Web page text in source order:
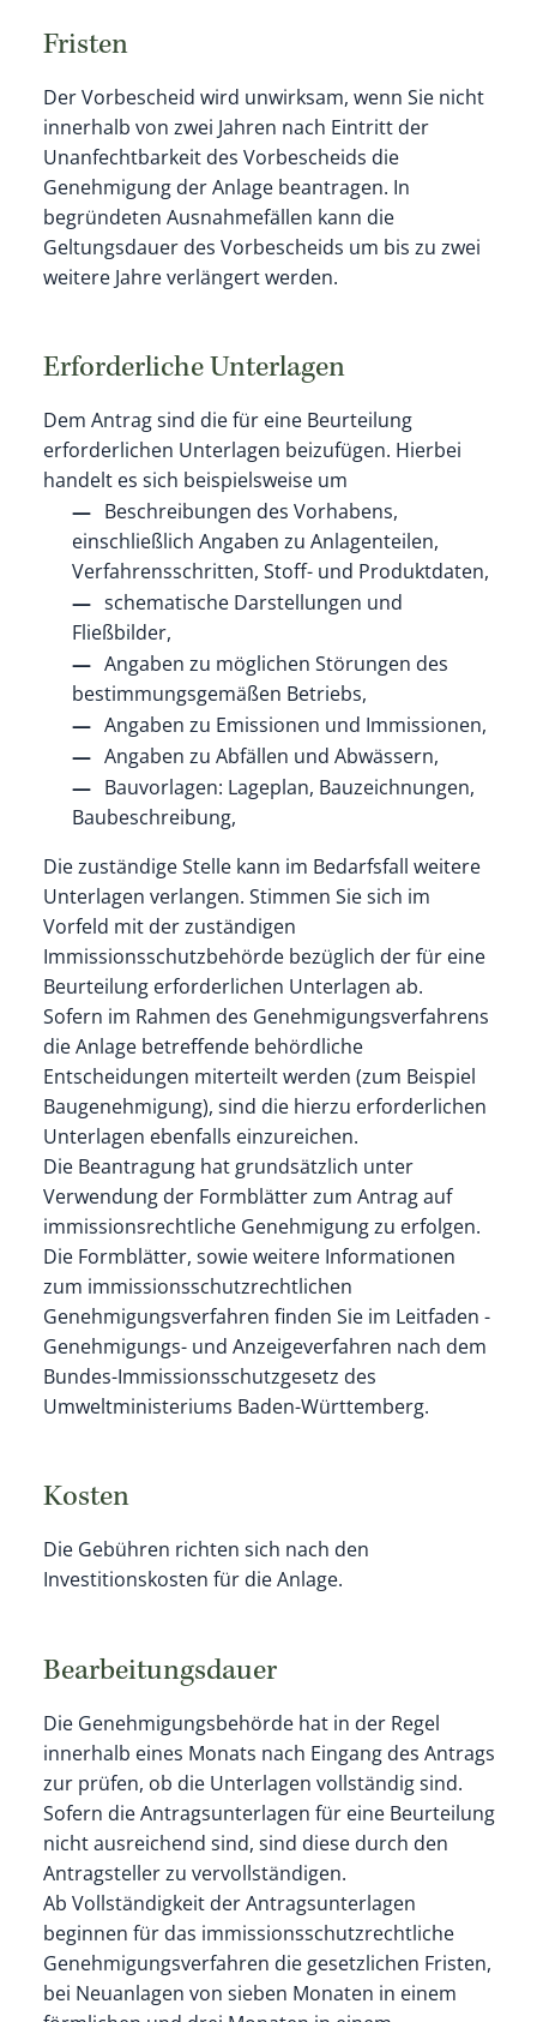
Fristen
Der Vorbescheid wird unwirksam, wenn Sie nicht
innerhalb von zwei Jahren nach Eintritt der
Unanfechtbarkeit des Vorbescheids die
Genehmigung der Anlage beantragen. In
begründeten Ausnahmefällen kann die
Geltungsdauer des Vorbescheids um bis zu zwei
weitere Jahre verlängert werden.
Erforderliche Unterlagen
Dem Antrag sind die für eine Beurteilung
erforderlichen Unterlagen beizufügen. Hierbei
handelt es sich beispielsweise um
Beschreibungen des Vorhabens,
einschließlich Angaben zu Anlagenteilen,
Verfahrensschritten, Stoff- und Produktdaten,
schematische Darstellungen und
Fließbilder,
Angaben zu möglichen Störungen des
bestimmungsgemäßen Betriebs,
Angaben zu Emissionen und Immissionen,
Angaben zu Abfällen und Abwässern,
Bauvorlagen: Lageplan, Bauzeichnungen,
Baubeschreibung,
Die zuständige Stelle kann im Bedarfsfall weitere
Unterlagen verlangen. Stimmen Sie sich im
Vorfeld mit der zuständigen
Immissionsschutzbehörde bezüglich der für eine
Beurteilung erforderlichen Unterlagen ab.
Sofern im Rahmen des Genehmigungsverfahrens
die Anlage betreffende behördliche
Entscheidungen miterteilt werden (zum Beispiel
Baugenehmigung), sind die hierzu erforderlichen
Unterlagen ebenfalls einzureichen.
Die Beantragung hat grundsätzlich unter
Verwendung der Formblätter zum Antrag auf
immissionsrechtliche Genehmigung zu erfolgen.
Die Formblätter, sowie weitere Informationen
zum immissionsschutzrechtlichen
Genehmigungsverfahren finden Sie im Leitfaden -
Genehmigungs- und Anzeigeverfahren nach dem
Bundes-Immissionsschutzgesetz des
Umweltministeriums Baden-Württemberg.
Kosten
Die Gebühren richten sich nach den
Investitionskosten für die Anlage.
Bearbeitungsdauer
Die Genehmigungsbehörde hat in der Regel
innerhalb eines Monats nach Eingang des Antrags
zur prüfen, ob die Unterlagen vollständig sind.
Sofern die Antragsunterlagen für eine Beurteilung
nicht ausreichend sind, sind diese durch den
Antragsteller zu vervollständigen.
Ab Vollständigkeit der Antragsunterlagen
beginnen für das immissionsschutzrechtliche
Genehmigungsverfahren die gesetzlichen Fristen,
bei Neuanlagen von sieben Monaten in einem